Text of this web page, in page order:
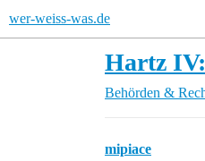
wer-weiss-was.de
Hartz
Behörden &
mipiace